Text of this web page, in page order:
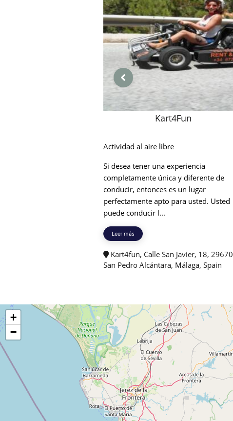
Kart4Fun
Actividad al aire libre
Si desea tener una experiencia
completamente única y diferente de
conducir, entonces es un lugar
perfectamente apto para usted. Usted
puede conducir l...
Leer más
Kart4fun, Calle San Javier, 18, 29670
San Pedro Alcántara, Málaga, Spain
+
−